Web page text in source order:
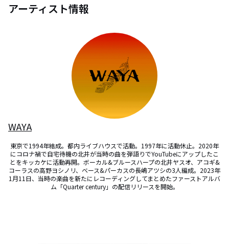
アーティスト情報
WAYA
東京で1994年結成。都内ライブハウスで活動。1997年に活動休止。2020年
にコロナ禍で自宅待機の北井が当時の曲を弾語りでYouTubeにアップしたこ
とをキッカケに活動再開。ボーカル&ブルースハープの北井ヤスオ、アコギ&
コーラスの高野ヨシノリ、ベース&パーカスの長嶋アツシの3人編成。2023年
1月11日、当時の楽曲を新たにレコーディングしてまとめたファーストアルバ
ム「Quarter century」の配信リリースを開始。